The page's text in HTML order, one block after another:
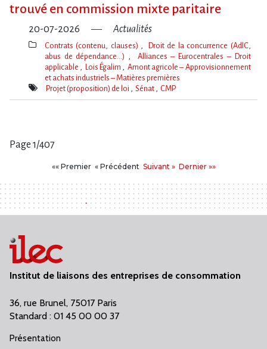
trouvé en commission mixte paritaire
20-07-2026 Actualités
Thèmes(s)
Contrats (contenu, clauses)
Droit de la concurrence (AdlC,
abus de dépendance…)
Alliances – Eurocentrales – Droit
applicable
Lois Égalim
Amont agricole – Approvisionnement
et achats industriels – Matières premières
Mot(s)-
Projet (proposition) de loi Sénat CMP
Page 1/407
«« PremierPremier
« PrécédentPrécédent
Suivant
Suivant » Dernier
Dernier »»
Institut de liaisons des entreprises de consommation
36, rue Brunel, 75017 Paris
Standard : 01 45 00 00 37
Présentation